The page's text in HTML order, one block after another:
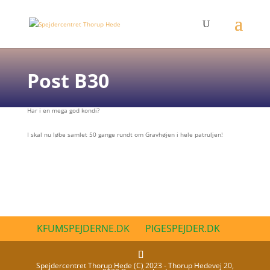
Post B30
Har i en mega god kondi?
I skal nu løbe samlet 50 gange rundt om Gravhøjen i hele patruljen!
KFUMSPEJDERNE.DK PIGESPEJDER.DK
Spejdercentret Thorup Hede (C) 2023 - Thorup Hedevej 20,